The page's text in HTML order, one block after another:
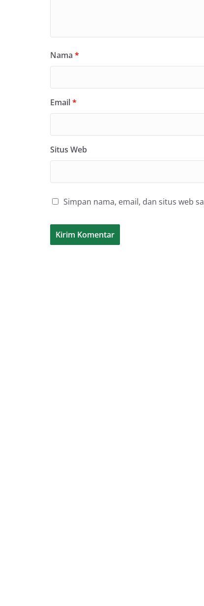
Nama *
Email*
Situs Web
Simpan nama, email, dan situs web